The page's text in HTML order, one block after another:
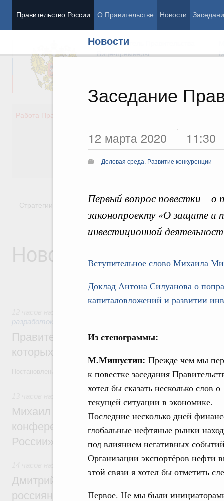
Правительство России О Правительстве Новости
Новости
Заседание
12 марта 2020 11:30
Деловая среда. Развитие конкуренции
Первый вопрос повестки – о
законопроекту «О защите и
инвестиционной
Вступительное слово Михаила
Доклад Антона Силуанова о
капиталовложений и развитии
Из стенограммы:
М.Мишустин: Прежде чем мы
к повестке заседания
хотел бы сказать несколько слов о
текущей ситуации в экономике.
Последние несколько дней
глобальные нефтяные рынки
под влиянием негативных
Организации экспортёров нефти
этой связи я хотел бы отметить
Первое. Не мы были
Председатель Правительства
Вице-премьеры
Работа Правительства
Здоровье
Образование
Культура
Государство
Стратегии Государственные программы
Новости
разработок
Правительство расширило перечень
которых освобождаются от НДФЛ
Постановление от 5 августа 2026 года №978
Михаил Мишустин дал поручения по
конференции «Цифровая индустрия
России»
Спорт высших достижений и массовый
Дмитрий Чернышенко и Михаил
россиян с Днём физкультурника